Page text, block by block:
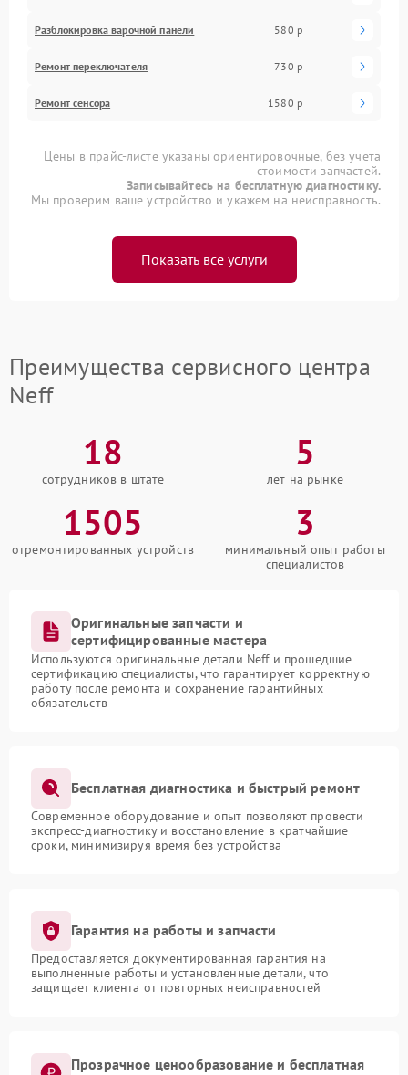
Разблокировка варочной панели 580 р
Ремонт переключателя 730 р
Ремонт сенсора 1580 р
Цены в прайс-листе указаны ориентировочные, без учета
стоимости запчастей.
Записывайтесь на бесплатную диагностику.
Мы проверим ваше устройство и укажем на неисправность.
Показать все услуги
Преимущества сервисного центра
Neff
18
сотрудников в штате
5
лет на рынке
1505
отремонтированных устройств
3
минимальный опыт работы
специалистов
Оригинальные запчасти и
сертифицированные мастера
Используются оригинальные детали Neff и прошедшие
сертификацию специалисты, что гарантирует корректную
работу после ремонта и сохранение гарантийных
обязательств
Бесплатная диагностика и быстрый ремонт
Современное оборудование и опыт позволяют провести
экспресс-диагностику и восстановление в кратчайшие
сроки, минимизируя время без устройства
Гарантия на работы и запчасти
Предоставляется документированная гарантия на
выполненные работы и установленные детали, что
защищает клиента от повторных неисправностей
Прозрачное ценообразование и бесплатная